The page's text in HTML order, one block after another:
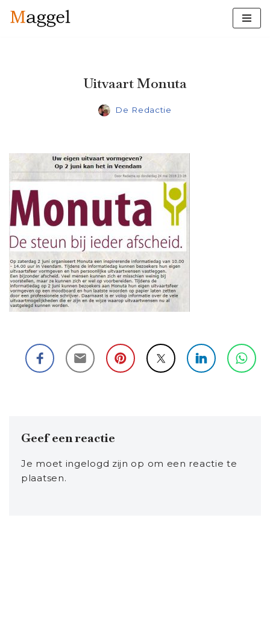
Uitvaart Monuta
De Redactie
Geef een reactie
Je moet ingelogd zijn op om een reactie te
plaatsen.